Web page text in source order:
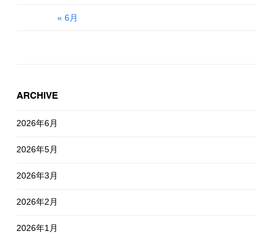
« 6月
ARCHIVE
2026年6月
2026年5月
2026年3月
2026年2月
2026年1月